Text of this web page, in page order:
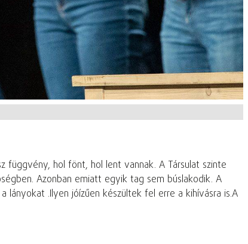
függvény, hol fönt, hol lent vannak. A Társulat szinte
Azonban emiatt egyik tag sem búslakodik. A
.Ilyen jóízűen készültek fel erre a kihívásra is.A